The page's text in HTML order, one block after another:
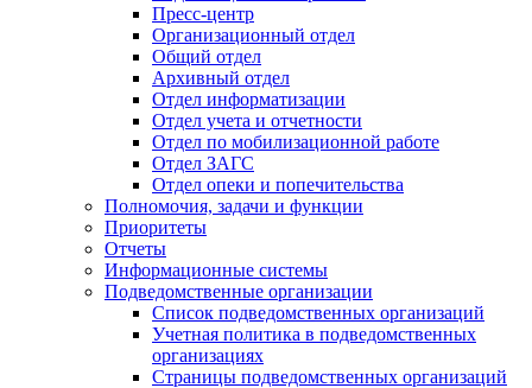
Пресс-центр
Организационный отдел
Общий отдел
Архивный отдел
Отдел информатизации
Отдел учета и отчетности
Отдел по мобилизационной работе
Отдел ЗАГС
Отдел опеки и попечительства
Полномочия, задачи и функции
Приоритеты
Отчеты
Информационные системы
Подведомственные организации
Список подведомственных организаций
Учетная политика в подведомственных
организациях
Страницы подведомственных организаций